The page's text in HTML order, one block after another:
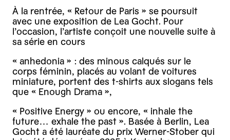
À la rentrée, « Retour de Paris » se poursuit
avec une exposition de Lea Gocht. Pour
l’occasion, l’artiste conçoit une nouvelle suite à
sa série en cours
« anhedonia » : des minous calqués sur le
corps féminin, placés au volant de voitures
miniature, portent des t-shirts aux slogans tels
que « Enough Drama »,
« Positive Energy » ou encore, « inhale the
future… exhale the past ». Basée à Berlin, Lea
Gocht a été lauréate du prix Werner-Stober qui